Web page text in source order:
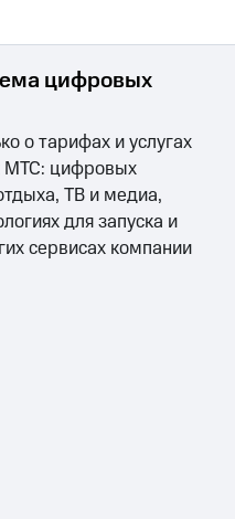
цифровых
о тарифах и услугах
МТС: цифровых
ТВ и медиа,
для запуска и
сервисах компании